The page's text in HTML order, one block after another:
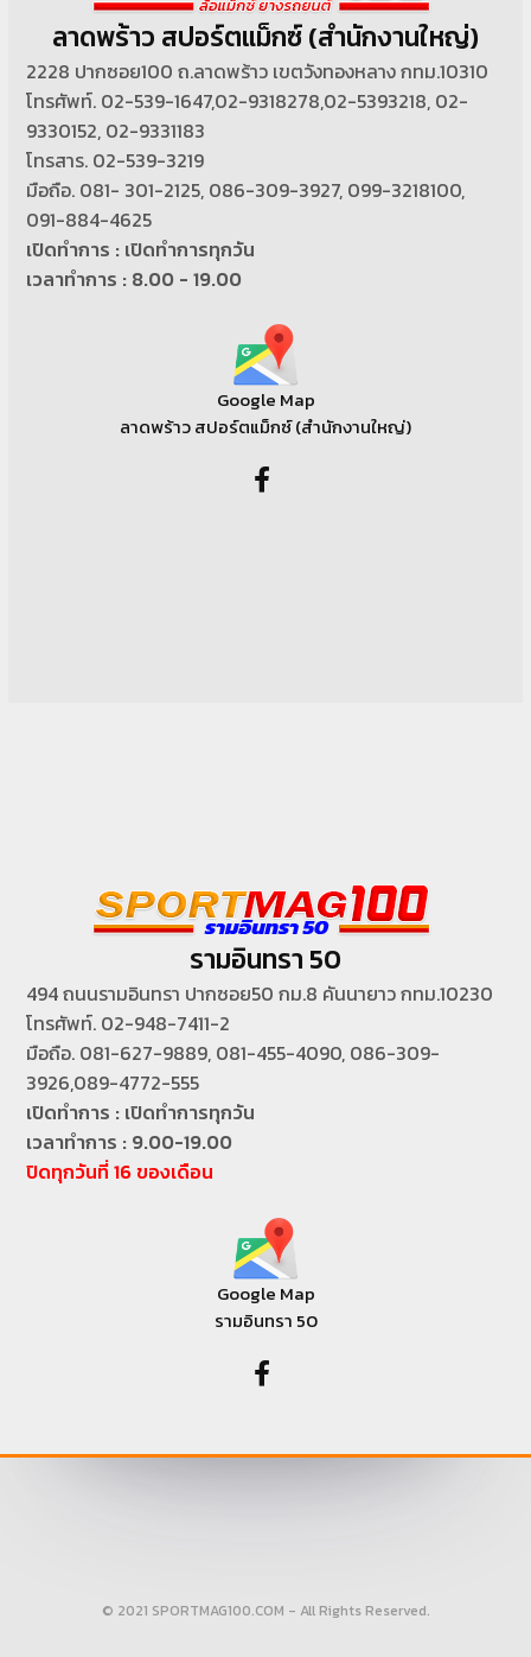
ลาดพร้าว สปอร์ตแม็กซ์ (สำนักงานใหญ่)
2228 ปากซอย100 ถ.ลาดพร้าว เขตวังทองหลาง กทม.10310
โทรศัพท์. 02-539-1647,02-9318278,02-5393218, 02-
9330152, 02-9331183
โทรสาร. 02-539-3219
มือถือ. 081- 301-2125, 086-309-3927, 099-3218100,
091-884-4625
เปิดทำการ : เปิดทำการทุกวัน
เวลาทำการ : 8.00 - 19.00
Google Map
ลาดพร้าว สปอร์ตแม็กซ์ (สำนักงานใหญ่)
รามอินทรา 50
494 ถนนรามอินทรา ปากซอย50 กม.8 คันนายาว กทม.10230
โทรศัพท์. 02-948-7411-2
มือถือ. 081-627-9889, 081-455-4090, 086-309-
3926,089-4772-555
เปิดทำการ : เปิดทำการทุกวัน
เวลาทำการ : 9.00-19.00
ปิดทุกวันที่ 16 ของเดือน
Google Map
รามอินทรา 50
© 2021 SPORTMAG100.COM - All Rights Reserved.